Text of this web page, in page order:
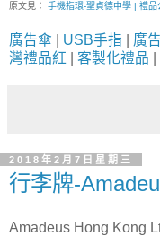
原文見： 手機指環-聖貞德中學 | 禮
廣告傘 USB手指 廣
灣禮品紅
客製化禮品
2018年2月7日星期三
行李牌-
Amadeus Hong Kong